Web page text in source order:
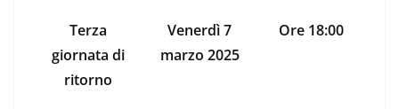
Terza
giornata di
ritorno
Venerdì 7
marzo 2025
Ore 18:00